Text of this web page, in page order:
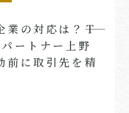
の対応は？――T
ートナー上野
前に取引先を精